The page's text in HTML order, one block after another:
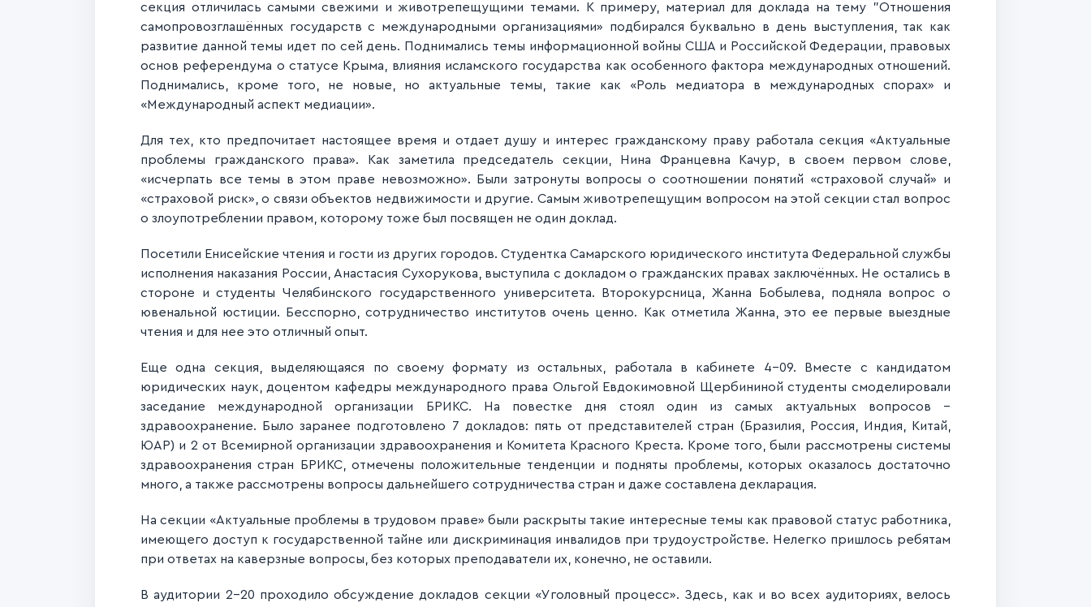
секция отличилась самыми свежими и животрепещущими темами. К примеру, материал для доклада на тему "Отношения
самопровозглашённых государств с международными организациями» подбирался буквально в день выступления, так как
развитие данной темы идет по сей день. Поднимались темы информационной войны США и Российской Федерации, правовых
основ референдума о статусе Крыма, влияния исламского государства как особенного фактора международных отношений.
Поднимались, кроме того, не новые, но актуальные темы, такие как «Роль медиатора в международных спорах» и
«Международный аспект медиации».
Для тех, кто предпочитает настоящее время и отдает душу и интерес гражданскому праву работала секция «Актуальные
проблемы гражданского права». Как заметила председатель секции, Нина Францевна Качур, в своем первом слове,
«исчерпать все темы в этом праве невозможно». Были затронуты вопросы о соотношении понятий «страховой случай» и
«страховой риск», о связи объектов недвижимости и другие. Самым животрепещущим вопросом на этой секции стал вопрос
о злоупотреблении правом, которому тоже был посвящен не один доклад.
Посетили Енисейские чтения и гости из других городов. Студентка Самарского юридического института Федеральной службы
исполнения наказания России, Анастасия Сухорукова, выступила с докладом о гражданских правах заключённых. Не остались в
стороне и студенты Челябинского государственного университета. Второкурсница, Жанна Бобылева, подняла вопрос о
ювенальной юстиции. Бесспорно, сотрудничество институтов очень ценно. Как отметила Жанна, это ее первые выездные
чтения и для нее это отличный опыт.
Еще одна секция, выделяющаяся по своему формату из остальных, работала в кабинете 4-09. Вместе с кандидатом
юридических наук, доцентом кафедры международного права Ольгой Евдокимовной Щербининой студенты смоделировали
заседание международной организации БРИКС. На повестке дня стоял один из самых актуальных вопросов –
здравоохранение. Было заранее подготовлено 7 докладов: пять от представителей стран (Бразилия, Россия, Индия, Китай,
ЮАР) и 2 от Всемирной организации здравоохранения и Комитета Красного Креста. Кроме того, были рассмотрены системы
здравоохранения стран БРИКС, отмечены положительные тенденции и подняты проблемы, которых оказалось достаточно
много, а также рассмотрены вопросы дальнейшего сотрудничества стран и даже составлена декларация.
На секции «Актуальные проблемы в трудовом праве» были раскрыты такие интересные темы как правовой статус работника,
имеющего доступ к государственной тайне или дискриминация инвалидов при трудоустройстве. Нелегко пришлось ребятам
при ответах на каверзные вопросы, без которых преподаватели их, конечно, не оставили.
В аудитории 2-20 проходило обсуждение докладов секции «Уголовный процесс». Здесь, как и во всех аудиториях, велось